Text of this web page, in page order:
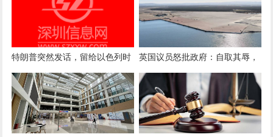
特朗普突然发话，留给以色列时
间不多了，内塔尼亚胡还想铤而
走险！
英国议员怒批政府：自取其辱，
回头还得买中国涡轮机